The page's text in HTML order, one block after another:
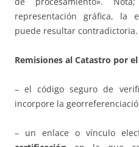
representación gráfica, la
puede resultar contradictoria.
Remisiones al Catastro por
– el código seguro de
incorpore la
– un enlace o vínculo